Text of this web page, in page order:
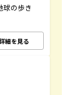
球の歩き
細を見る